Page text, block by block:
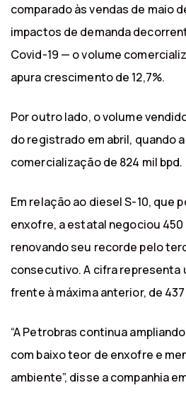
comparado às vendas de maio
impactos de demanda
Covid-19 — o volume
apura crescimento de 12,7%.
Por outro lado, o volume
do registrado em abril, quando
comercialização de 824 mil bpd.
Em relação ao diesel S-10, que
enxofre, a estatal negociou 450
renovando seu recorde pelo
consecutivo. A cifra representa
frente à máxima anterior, de
“A Petrobras continua
com baixo teor de enxofre e
ambiente”, disse a companhia